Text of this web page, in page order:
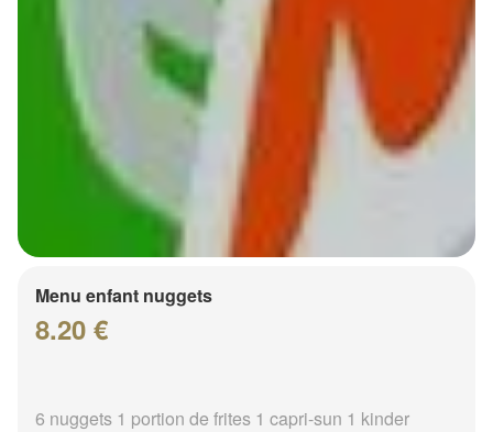
Menu enfant nuggets
8.20 €
6 nuggets 1 portion de frites 1 capri-sun 1 kinder